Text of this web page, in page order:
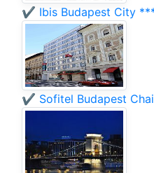
✔️ Ibis Budapest City
✔️ Sofitel Budapest